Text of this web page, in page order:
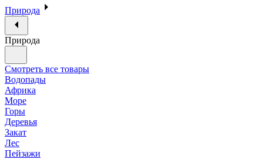
Природа
Природа
Смотреть все товары
Водопады
Африка
Море
Горы
Деревья
Закат
Лес
Пейзажи